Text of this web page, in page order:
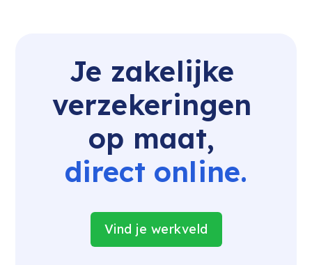
Je zakelijke
verzekeringen
op maat,
direct online.
Vind je werkveld